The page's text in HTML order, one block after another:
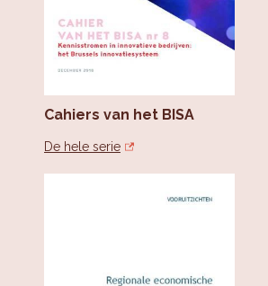
Cahiers van het BISA
De hele serie